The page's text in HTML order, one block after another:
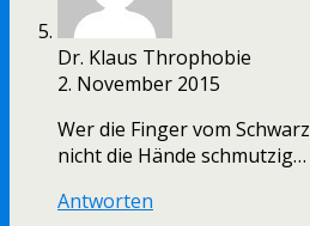
Dr. Klaus Throphobie
2. November 2015
Wer die Finger vom
nicht die Hände schmutzig…
Antworten